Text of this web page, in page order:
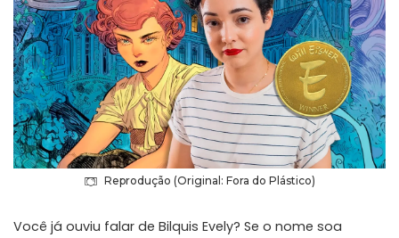
Reprodução (Original: Fora do Plástico)
Você já ouviu falar de Bilquis Evely? Se o nome soa